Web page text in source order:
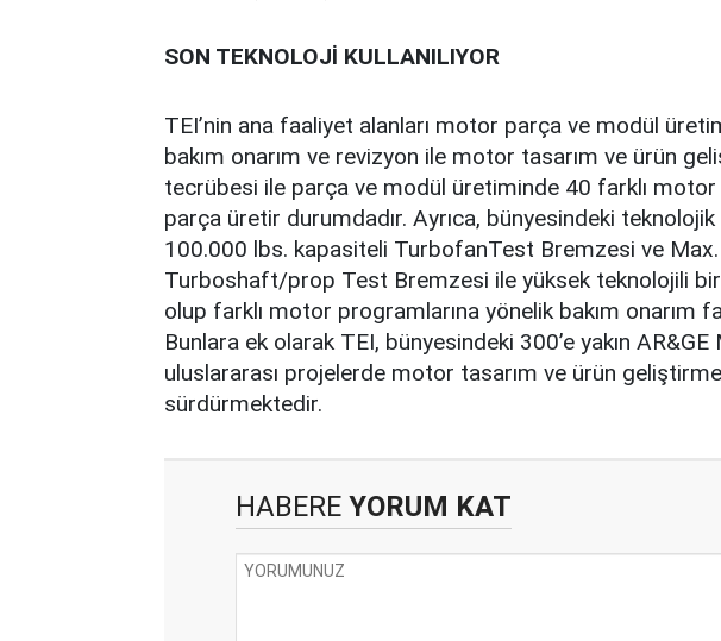
SON TEKNOLOJİ KULLANILIYOR
TEI’nin ana faaliyet alanları motor parça ve modül
bakım onarım ve revizyon ile motor tasarım ve ürün
tecrübesi ile parça ve modül üretiminde 40 farklı motor
parça üretir durumdadır. Ayrıca, bünyesindeki teknolojik
100.000 lbs. kapasiteli TurbofanTest Bremzesi ve
Turboshaft/prop Test Bremzesi ile yüksek teknolojili
olup farklı motor programlarına yönelik bakım onarım
Bunlara ek olarak TEI, bünyesindeki 300’e yakın
uluslararası projelerde motor tasarım ve ürün
sürdürmektedir.
HABERE YORUM KAT